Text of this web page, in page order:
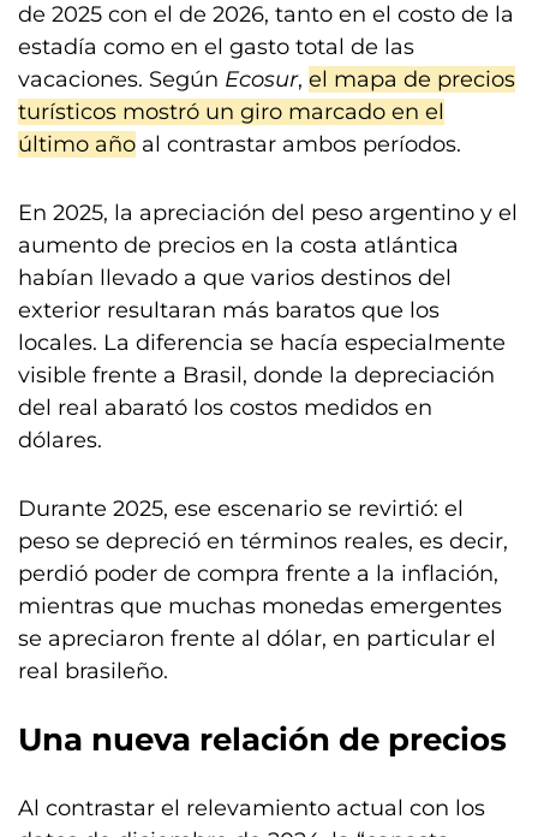
de 2025 con el de 2026, tanto en el costo de la
estadía como en el gasto total de las
vacaciones. Según Ecosur, el mapa de precios
turísticos mostró un giro marcado en el
último año al contrastar ambos períodos.
En 2025, la apreciación del peso argentino y el
aumento de precios en la costa atlántica
habían llevado a que varios destinos del
exterior resultaran más baratos que los
locales. La diferencia se hacía especialmente
visible frente a Brasil, donde la depreciación
del real abarató los costos medidos en
dólares.
Durante 2025, ese escenario se revirtió: el
peso se depreció en términos reales, es decir,
perdió poder de compra frente a la inflación,
mientras que muchas monedas emergentes
se apreciaron frente al dólar, en particular el
real brasileño.
Una nueva relación de precios
Al contrastar el relevamiento actual con los